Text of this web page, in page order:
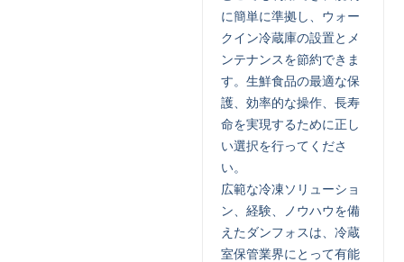
に簡単に準拠し、ウォー
クイン冷蔵庫の設置とメ
ンテナンスを節約できま
す。生鮮食品の最適な保
護、効率的な操作、長寿
命を実現するために正し
い選択を行ってくださ
い。
広範な冷凍ソリューショ
ン、経験、ノウハウを備
えたダンフォスは、冷蔵
室保管業界にとって有能